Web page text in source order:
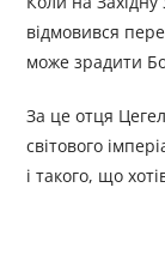
відмовився
може зрадити
За це отця
світового
і такого, що